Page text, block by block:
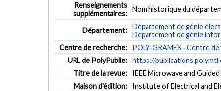
Renseignements
supplémentaires:
Nom historique du
Département: Département de génie
Département de génie
Centre de recherche:
POLY-GRAMES - Centre
URL de PolyPublie: https://
Titre de la revue:
IEEE Microwave and
Maison d'édition:
Institute of Electrical and